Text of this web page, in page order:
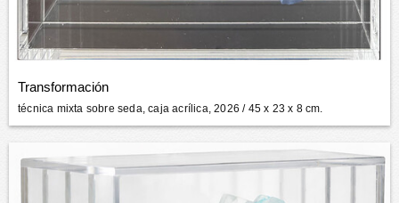
Transformación
técnica mixta sobre seda, caja acrílica, 2026 / 45 x 23 x 8 cm.